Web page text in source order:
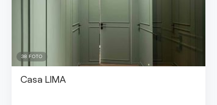
38 FOTO
Casa LIMA